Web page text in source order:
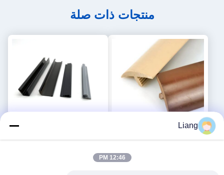
منتجات ذات صلة
شريط مطاطي PVC مرن على
شكل T على شكل حرف T
ألومنيوم الحافة الملف الشخصي
Liang
12:46 PM